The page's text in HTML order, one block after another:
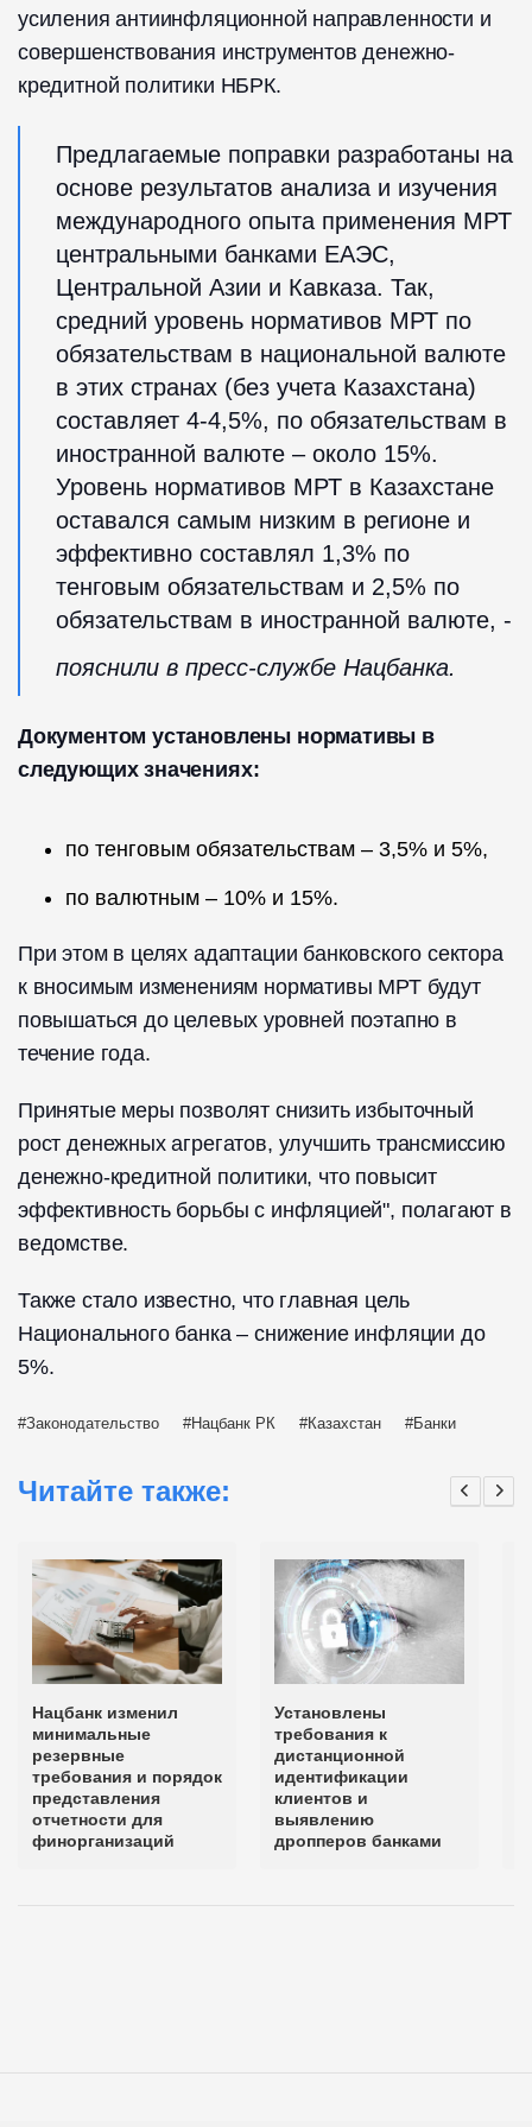
усиления антиинфляционной направленности и
совершенствования инструментов денежно-
кредитной политики НБРК.
Предлагаемые поправки разработаны на
основе результатов анализа и изучения
международного опыта применения МРТ
центральными банками ЕАЭС,
Центральной Азии и Кавказа. Так,
средний уровень нормативов МРТ по
обязательствам в национальной валюте
в этих странах (без учета Казахстана)
составляет 4-4,5%, по обязательствам в
иностранной валюте – около 15%.
Уровень нормативов МРТ в Казахстане
оставался самым низким в регионе и
эффективно составлял 1,3% по
тенговым обязательствам и 2,5% по
обязательствам в иностранной валюте, -
пояснили в пресс-службе Нацбанка.
Документом установлены нормативы в
следующих значениях:
по тенговым обязательствам – 3,5% и 5%,
по валютным – 10% и 15%.
При этом в целях адаптации банковского сектора
к вносимым изменениям нормативы МРТ будут
повышаться до целевых уровней поэтапно в
течение года.
Принятые меры позволят снизить избыточный
рост денежных агрегатов, улучшить трансмиссию
денежно-кредитной политики, что повысит
эффективность борьбы с инфляцией", полагают в
ведомстве.
Также стало известно, что главная цель
Национального банка – снижение инфляции до
5%.
Законодательство Нацбанк РК Казахстан Банки
Читайте также:
Нацбанк изменил
минимальные
резервные
требования и порядок
представления
отчетности для
финорганизаций
Установлены
требования к
дистанционной
идентификации
клиентов и
выявлению
дропперов банками